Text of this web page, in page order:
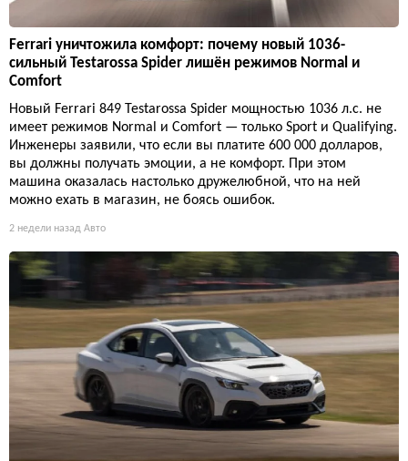
Ferrari уничтожила комфорт: почему новый 1036-
сильный Testarossa Spider лишён режимов Normal и
Comfort
Новый Ferrari 849 Testarossa Spider мощностью 1036 л.с. не
имеет режимов Normal и Comfort — только Sport и Qualifying.
Инженеры заявили, что если вы платите 600 000 долларов,
вы должны получать эмоции, а не комфорт. При этом
машина оказалась настолько дружелюбной, что на ней
можно ехать в магазин, не боясь ошибок.
2 недели назад Авто